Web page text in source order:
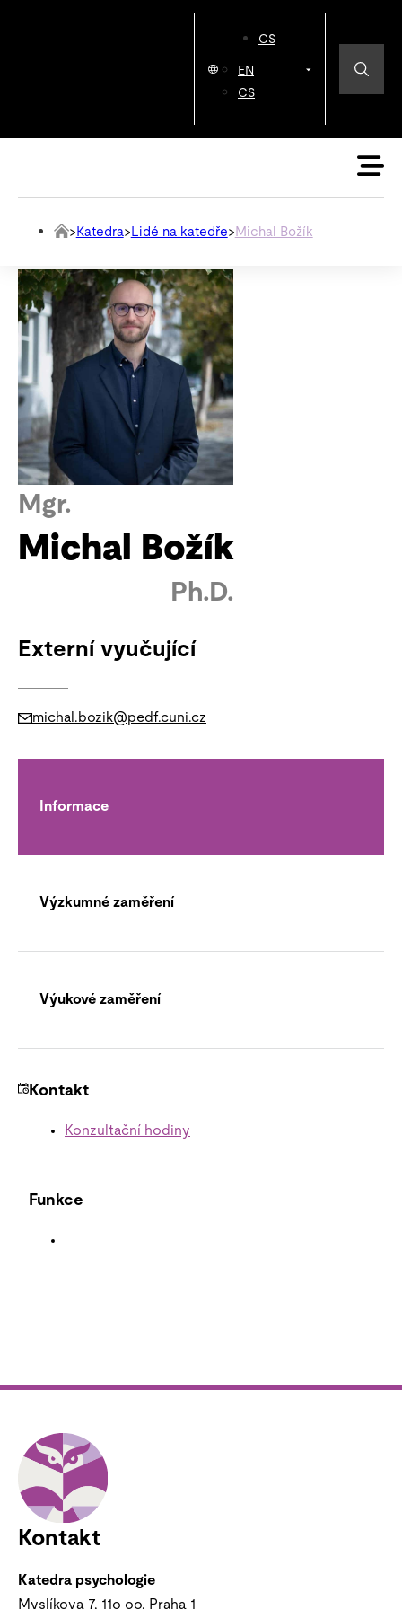
CS
EN
CS
> Katedra> Lidé na katedře> Michal Božík
Mgr.
Michal Božík
Ph.D.
Externí vyučující
michal.bozik@pedf.cuni.cz
Informace
Výzkumné zaměření
Výukové zaměření
Kontakt
Konzultační hodiny
Funkce
Kontakt
Katedra psychologie
Myslíkova 7, 11o oo, Praha 1